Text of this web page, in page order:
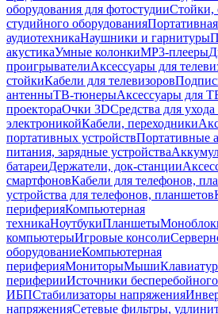
оборудования для фотостудииСтойки,
студийного оборудованияПортативная
аудиотехникаНаушники и гарнитуры
акустикаУмные колонкиMP3-плееры
проигрывателиАксессуары для
стойкиКабели для телевизоров
антенныТВ-тюнерыАксессуары для
проектораОчки 3DСредства для ухода
электроникойКабели, переходники
портативных устройствПортативные
питания, зарядные устройства
батареиДержатели, док-станции
смартфоновКабели для телефонов,
устройства для телефонов, планшетов
периферияКомпьютерная
техникаНоутбукиПланшеты
компьютерыИгровые консоли
оборудованиеКомпьютерная
периферияМониторыМыши
периферииИсточники
ИБПСтабилизаторы напряжения
напряженияСетевые фильтры,